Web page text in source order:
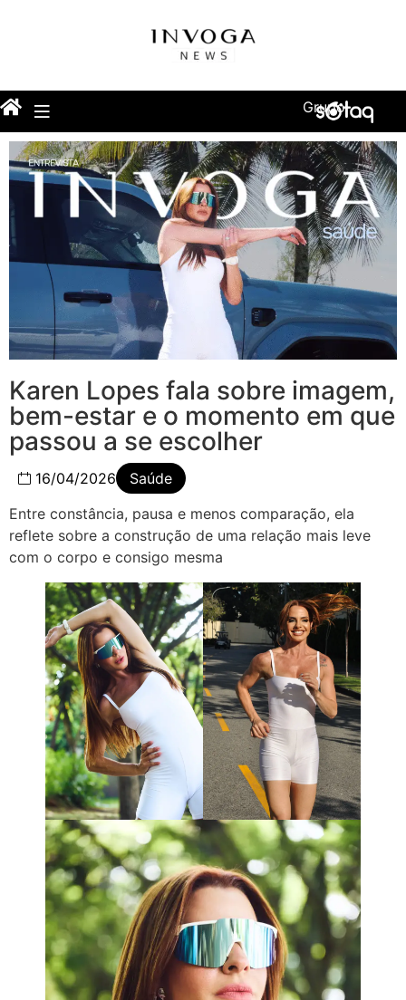
Grupo
Karen Lopes fala sobre imagem,
bem-estar e o momento em que
passou a se escolher
16/04/2026
Saúde
Entre constância, pausa e menos comparação, ela
reflete sobre a construção de uma relação mais leve
com o corpo e consigo mesma